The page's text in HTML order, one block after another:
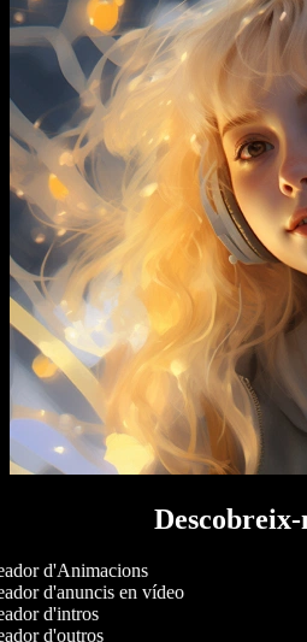
Descobreix-
d'Animacions
d'anuncis en vídeo
d'intros
d'outros